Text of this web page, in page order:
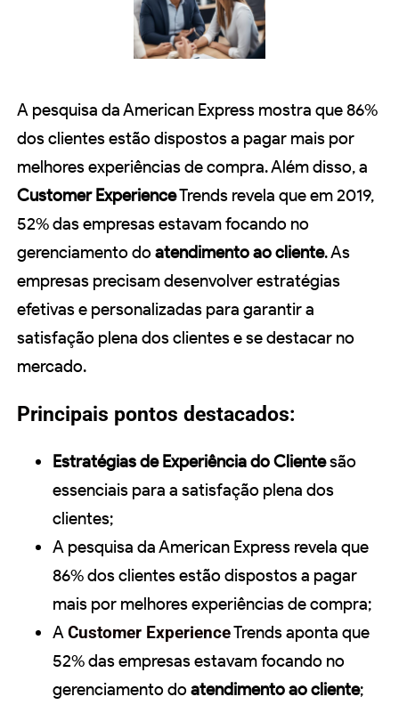
A pesquisa da American Express mostra que 86%
dos clientes estão dispostos a pagar mais por
melhores experiências de compra. Além disso, a
Customer ExperienceTrends revela que em 2019,
52% das empresas estavam focando no
gerenciamento do atendimento ao cliente. As
empresas precisam desenvolver estratégias
efetivas e personalizadas para garantir a
satisfação plena dos clientes e se destacar no
mercado.
Principais pontos destacados:
Estratégias de Experiência do Clientesão
essenciais para a satisfação plena dos
clientes;
A pesquisa da American Express revela que
86% dos clientes estão dispostos a pagar
mais por melhores experiências de compra;
ACustomer ExperienceTrends aponta que
52% das empresas estavam focando no
gerenciamento do atendimento ao cliente;